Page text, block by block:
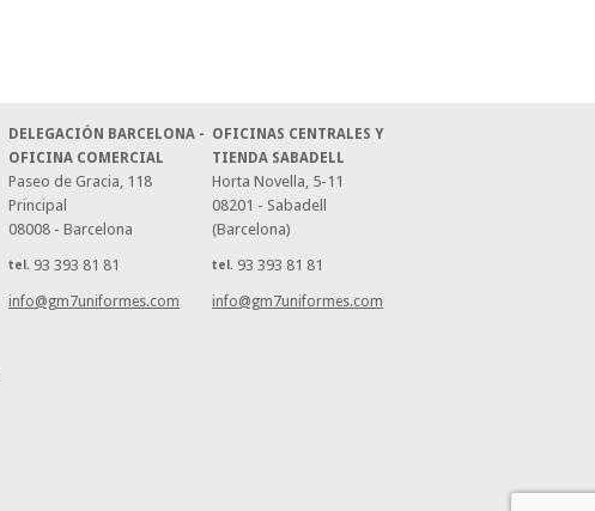
OFICINAS CENTRALES Y
TIENDA SABADELL
Horta Novella, 5-11
08201 - Sabadell
(Barcelona)
tel. 93 393 81 81
info@gm7uniformes.com
DELEGACIÓN BARCELONA -
OFICINA COMERCIAL
Paseo de Gracia, 118
Principal
08008 - Barcelona
tel. 93 393 81 81
info@gm7uniformes.com